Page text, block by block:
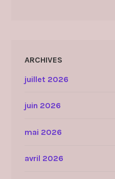
ARCHIVES
juillet 2026
juin 2026
mai 2026
avril 2026